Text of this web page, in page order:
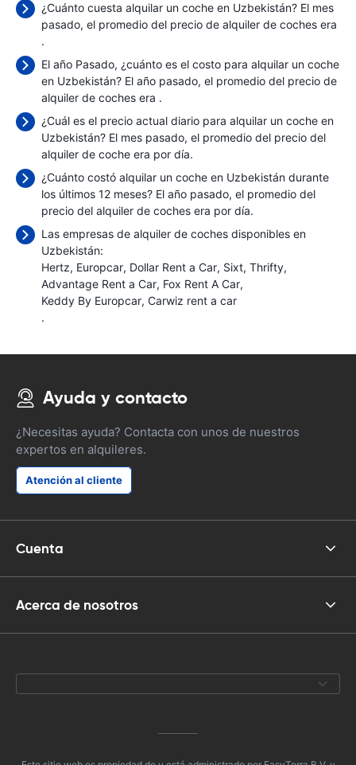
¿Cuánto cuesta alquilar un coche en Uzbekistán? El mes
pasado, el promedio del precio de alquiler de coches era
.
El año Pasado, ¿cuánto es el costo para alquilar un coche
en Uzbekistán? El año pasado, el promedio del precio de
alquiler de coches era .
¿Cuál es el precio actual diario para alquilar un coche en
Uzbekistán? El mes pasado, el promedio del precio del
alquiler de coche era por día.
¿Cuánto costó alquilar un coche en Uzbekistán durante
los últimos 12 meses? El año pasado, el promedio del
precio del alquiler de coches era por día.
Las empresas de alquiler de coches disponibles en
Uzbekistán:
Hertz Europcar Dollar Rent a Car Sixt Thrifty
Advantage Rent a Car Fox Rent A Car
Keddy By Europcar Carwiz rent a car
.
Ayuda y contacto
¿Necesitas ayuda? Contacta con unos de nuestros
expertos en alquileres.
Atención al cliente
Cuenta
Acerca de nosotros